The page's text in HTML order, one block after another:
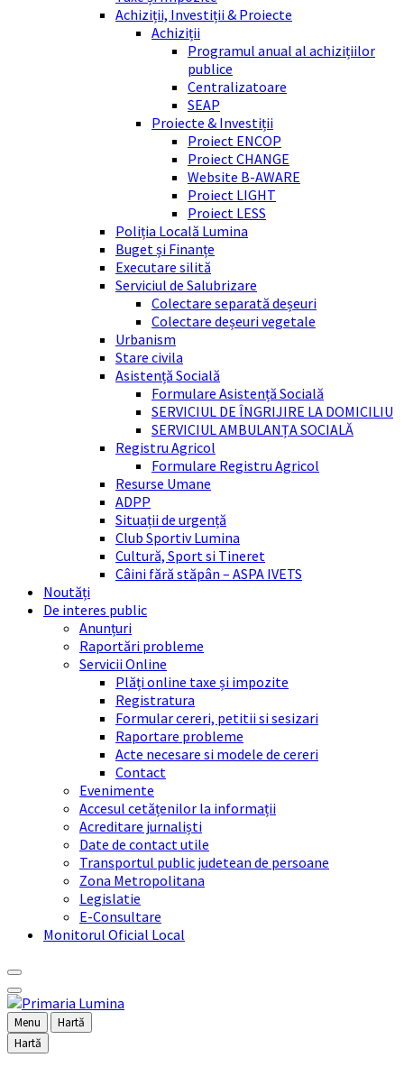
Achiziții, Investiții & Proiecte
Achiziții
Programul anual al achizițiilor
publice
Centralizatoare
SEAP
Proiecte & Investiții
Proiect ENCOP
Proiect CHANGE
Website B-AWARE
Proiect LIGHT
Proiect LESS
Poliția Locală Lumina
Buget și Finanțe
Executare silită
Serviciul de Salubrizare
Colectare separată deșeuri
Colectare deșeuri vegetale
Urbanism
Stare civila
Asistență Socială
Formulare Asistență Socială
SERVICIUL DE ÎNGRIJIRE LA DOMICILIU
SERVICIUL AMBULANȚA SOCIALĂ
Registru Agricol
Formulare Registru Agricol
Resurse Umane
ADPP
Situații de urgență
Club Sportiv Lumina
Cultură, Sport si Tineret
Câini fără stăpân – ASPA IVETS
Noutăți
De interes public
Anunțuri
Raportări probleme
Servicii Online
Plăți online taxe și impozite
Registratura
Formular cereri, petitii si sesizari
Raportare probleme
Acte necesare si modele de cereri
Contact
Evenimente
Accesul cetățenilor la informații
Acreditare jurnaliști
Date de contact utile
Transportul public judetean de persoane
Zona Metropolitana
Legislatie
E-Consultare
Monitorul Oficial Local
Menu
Hartă
Hartă